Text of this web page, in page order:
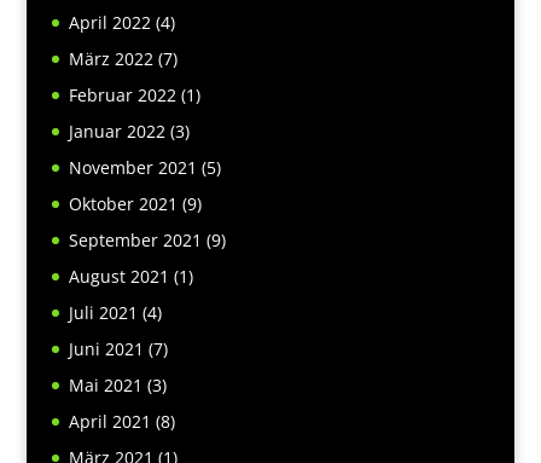
April 2022(4)
März 2022(7)
Februar 2022(1)
Januar 2022(3)
November 2021 (5)
Oktober 2021 (9)
September 2021 (9)
August 2021 (1)
Juli 2021 (4)
Juni 2021 (7)
Mai 2021 (3)
April 2021 (8)
März 2021 (1)